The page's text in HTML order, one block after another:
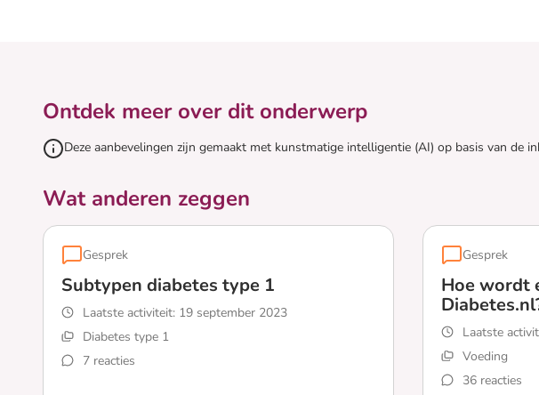
Ontdek meer over dit onderwerp
Deze aanbevelingen zijn gemaakt met kunstmatige intelligentie (AI) op basis van de
Wat anderen zeggen
Gesprek
Subtypen diabetes type 1
Laatste activiteit: 19 september 2023
Diabetes type 1
7 reacties
Gesprek
Hoe wordt
Laatste
Voeding
36 reacties